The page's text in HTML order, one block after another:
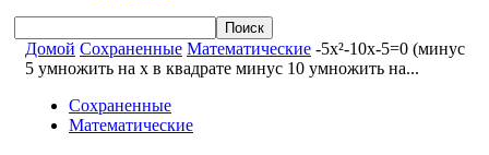
Домой Сохраненные Математические -5x²-10x-5=0 (минус
5 умножить на x в квадрате минус 10 умножить на...
Сохраненные
Математические